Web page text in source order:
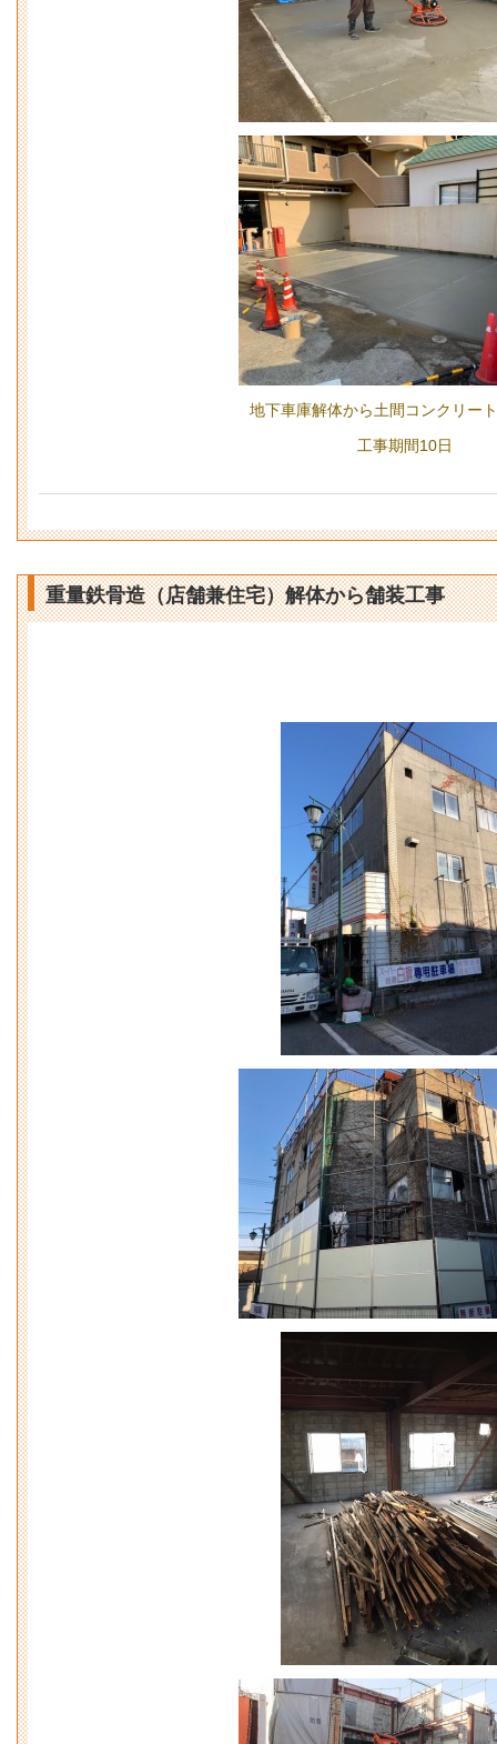
地下車庫解体から土間コンクリー
工事期間10日
重量鉄骨造（店舗兼住宅）解体から舗装工事